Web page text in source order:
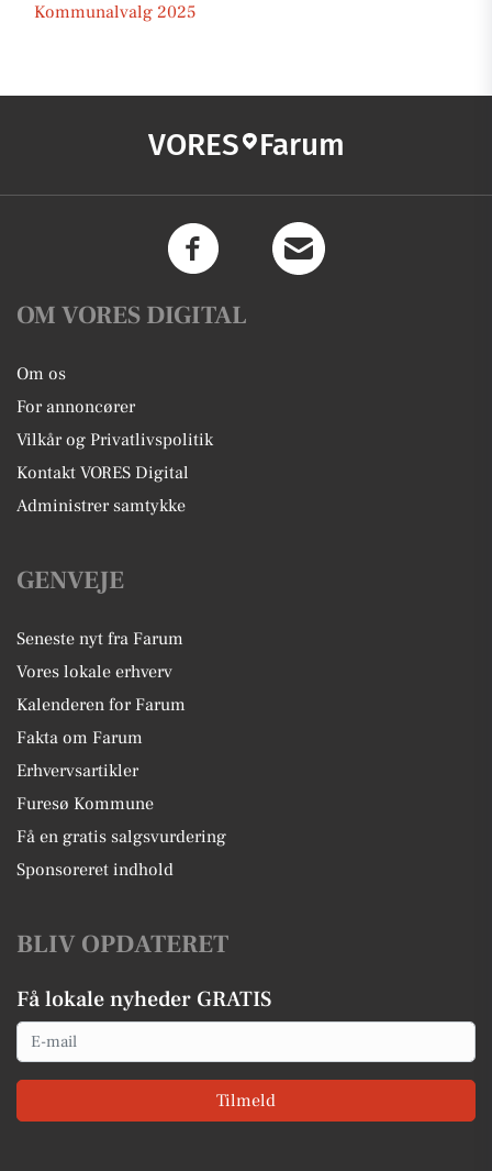
Kommunalvalg 2025
VORES Farum
OM VORES DIGITAL
Om os
For annoncører
Vilkår og Privatlivspolitik
Kontakt VORES Digital
Administrer samtykke
GENVEJE
Seneste nyt fra Farum
Vores lokale erhverv
Kalenderen for Farum
Fakta om Farum
Erhvervsartikler
Furesø Kommune
Få en gratis salgsvurdering
Sponsoreret indhold
BLIV OPDATERET
Få lokale nyheder GRATIS
Email
Tilmeld